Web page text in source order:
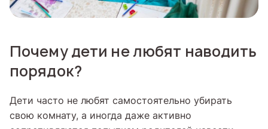
Почему дети не любят наводить
порядок?
Дети часто не любят самостоятельно убирать
свою комнату, а иногда даже активно